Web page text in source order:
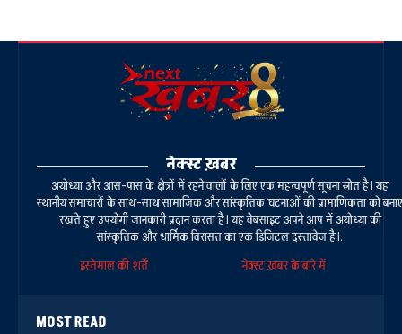
नेक्स्ट ख़बर
अयोध्या और आस-पास के क्षेत्रों में रहने वालों के लिए एक महत्वपूर्ण सूचना स्रोत है। यह
स्थानीय समाचारों के साथ-साथ सामाजिक और सांस्कृतिक घटनाओं की प्रामाणिकता को बनाए
रखते हुए उपयोगी जानकारी प्रदान करता है। यह वेबसाइट अपने आप में अयोध्या की
सांस्कृतिक और धार्मिक विरासत का एक डिजिटल दस्तावेज है।.
इस्तेमाल की शर्तें
नेक्स्ट ख़बर के बारे में
MOST READ